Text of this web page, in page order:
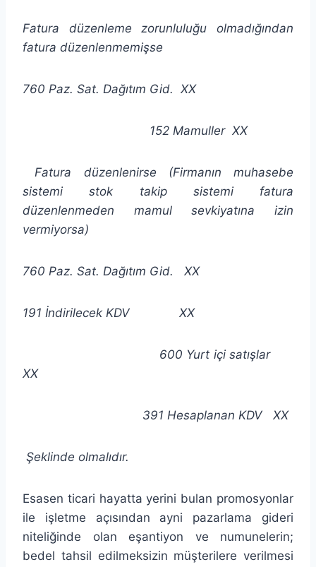
Fatura düzenleme zorunluluğu olmadığından
fatura düzenlenmemişse
760 Paz. Sat. Dağıtım Gid. XX
152 Mamuller XX
Fatura düzenlenirse (Firmanın muhasebe
sistemi stok takip sistemi fatura
düzenlenmeden mamul sevkiyatına izin
vermiyorsa)
760 Paz. Sat. Dağıtım Gid. XX
191 İndirilecek KDV XX
600 Yurt içi satışlar
XX
391 Hesaplanan KDV XX
Şeklinde olmalıdır.
Esasen ticari hayatta yerini bulan promosyonlar
ile işletme açısından ayni pazarlama gideri
niteliğinde olan eşantiyon ve numunelerin;
bedel tahsil edilmeksizin müşterilere verilmesi